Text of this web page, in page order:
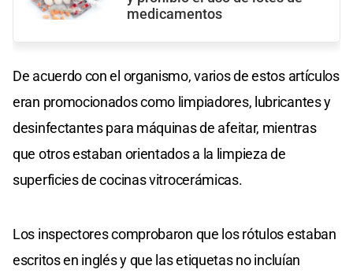
medicamentos
De acuerdo con el organismo, varios de estos artículos
eran promocionados como limpiadores, lubricantes y
desinfectantes para máquinas de afeitar, mientras
que otros estaban orientados a la limpieza de
superficies de cocinas vitrocerámicas.
Los inspectores comprobaron que los rótulos estaban
escritos en inglés y que las etiquetas no incluían